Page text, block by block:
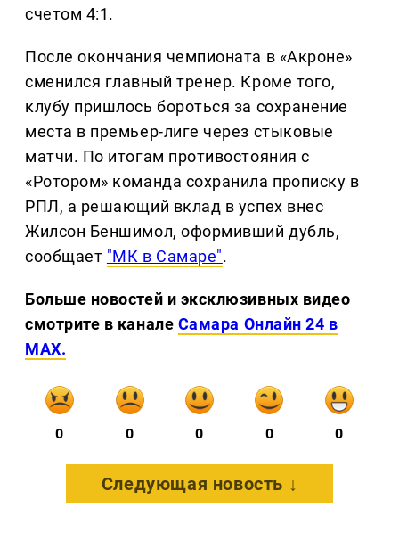
счетом 4:1.
После окончания чемпионата в «Акроне»
сменился главный тренер. Кроме того,
клубу пришлось бороться за сохранение
места в премьер-лиге через стыковые
матчи. По итогам противостояния с
«Ротором» команда сохранила прописку в
РПЛ, а решающий вклад в успех внес
Жилсон Беншимол, оформивший дубль,
сообщает "МК в Самаре".
Больше новостей и эксклюзивных видео
смотрите в канале Самара Онлайн 24 в
MAX.
0 0 0 0 0
Следующая новость ↓